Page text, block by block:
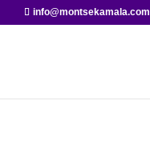
info@montsekamala.com